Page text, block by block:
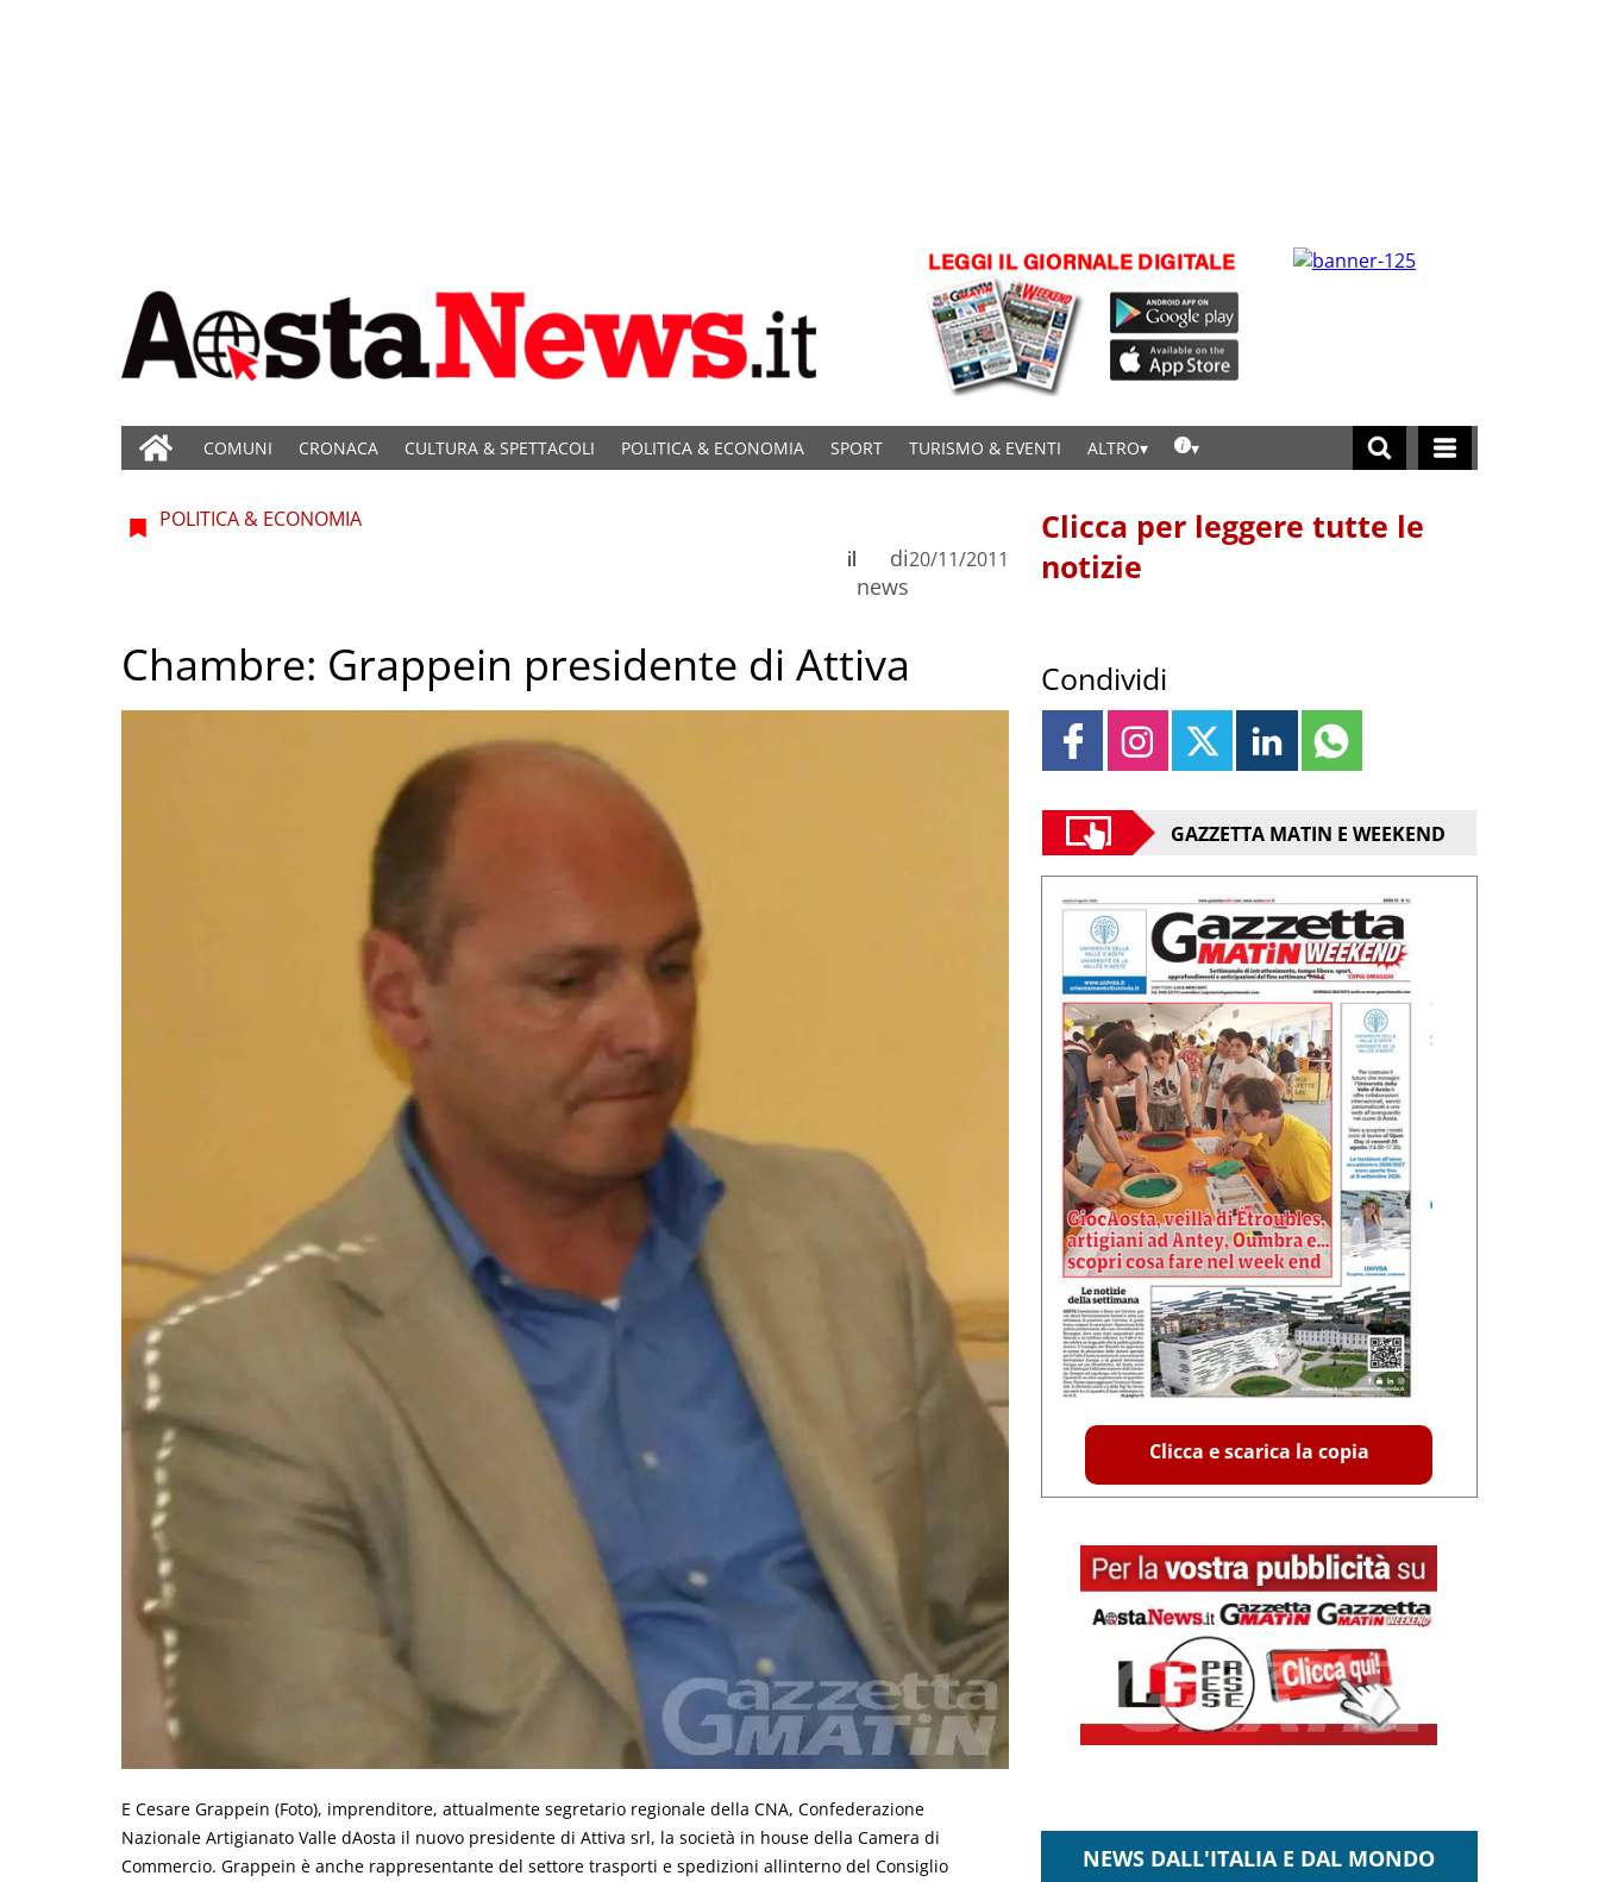
COMUNI CRONACA CULTURA & SPETTACOLI POLITICA & ECONOMIA SPORT TURISMO & EVENTI ALTRO
POLITICA & ECONOMIA
di
news
il 20/11/2011
Chambre: Grappein presidente di Attiva
E Cesare Grappein (Foto), imprenditore, attualmente segretario regionale della CNA, Confederazione
Nazionale Artigianato Valle dAosta il nuovo presidente di Attiva srl, la società in house della Camera di
Commercio. Grappein è anche rappresentante del settore trasporti e spedizioni allinterno del Consiglio
Clicca per leggere tutte le
notizie
Condividi
GAZZETTA MATIN E WEEKEND
Clicca e scarica la copia
NEWS DALL'ITALIA E DAL MONDO